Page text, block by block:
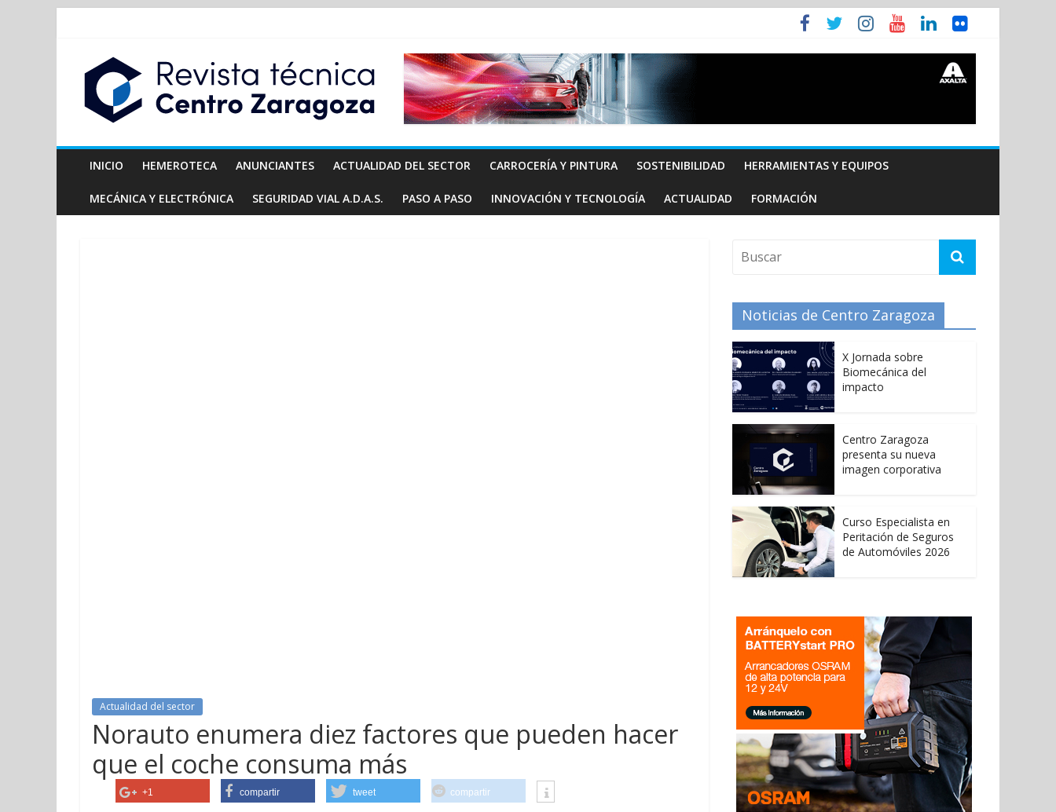
INICIO HEMEROTECA ANUNCIANTES ACTUALIDAD DEL SECTOR CARROCERÍA Y PINTURA SOSTENIBILIDAD HERRAMIENTAS Y EQUIPOS
MECÁNICA Y ELECTRÓNICA SEGURIDAD VIAL A.D.A.S. PASO A PASO INNOVACIÓN Y TECNOLOGÍA ACTUALIDAD FORMACIÓN
Actualidad del sector
Norauto enumera diez factores que pueden hacer
que el coche consuma más
+1 compartir tweet compartir
Noticias de Centro Zaragoza
X Jornada sobre
Biomecánica del
impacto
Centro Zaragoza
presenta su nueva
imagen corporativa
Curso Especialista en
Peritación de Seguros
de Automóviles 2026